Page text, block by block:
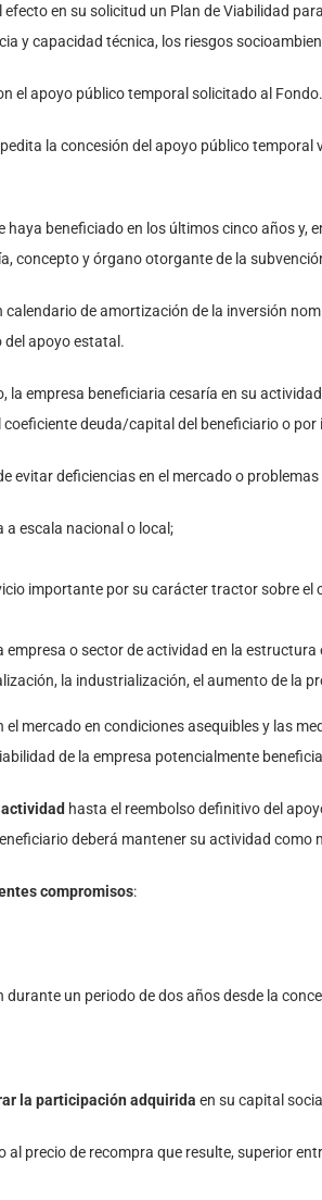
en su solicitud un Plan de Viabilidad
y capacidad técnica, los riesgos
el apoyo público temporal solicitado al Fondo.
la concesión del apoyo público
beneficiado en los últimos cinco años
concepto y órgano otorgante de la
de amortización de la inversión
apoyo estatal.
la empresa beneficiaria cesaría en su
deuda/capital del beneficiario o por
evitar deficiencias en el mercado o
a escala nacional o local;
importante por su carácter tractor sobre
o sector de actividad en la
la industrialización, el aumento de la
mercado en condiciones asequibles y las
de la empresa potencialmente
hasta el reembolso definitivo del
deberá mantener su actividad como
compromisos:
un periodo de dos años desde la
la participación adquirida en su capital
precio de recompra que resulte, superior